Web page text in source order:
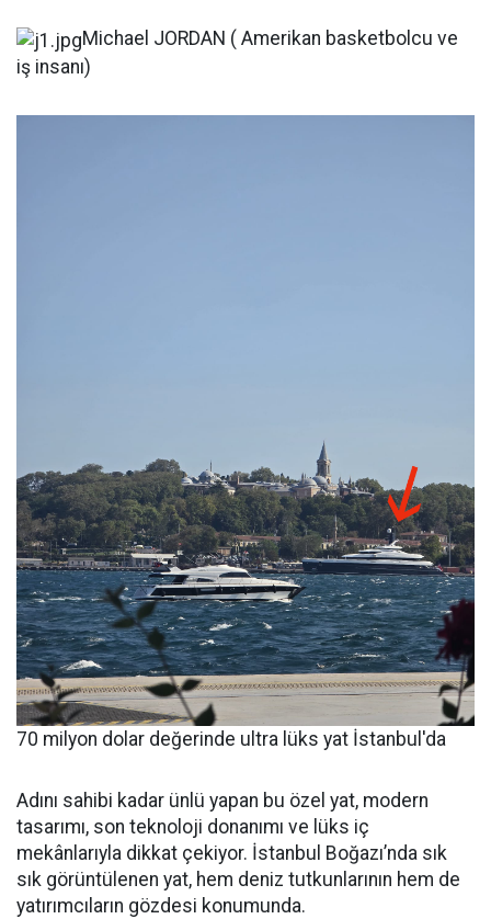
Michael JORDAN ( Amerikan basketbolcu ve
iş insanı)
70 milyon dolar değerinde ultra lüks yat İstanbul'da
Adını sahibi kadar ünlü yapan bu özel yat, modern
tasarımı, son teknoloji donanımı ve lüks iç
mekânlarıyla dikkat çekiyor. İstanbul Boğazı’nda sık
sık görüntülenen yat, hem deniz tutkunlarının hem de
yatırımcıların gözdesi konumunda.